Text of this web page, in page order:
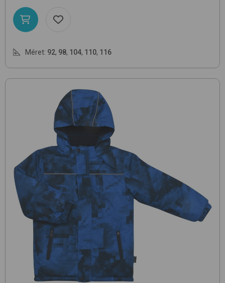
Méret: 92, 98, 104, 110, 116